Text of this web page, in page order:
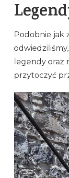
Podobnie jak
legendy oraz
przytoczyć